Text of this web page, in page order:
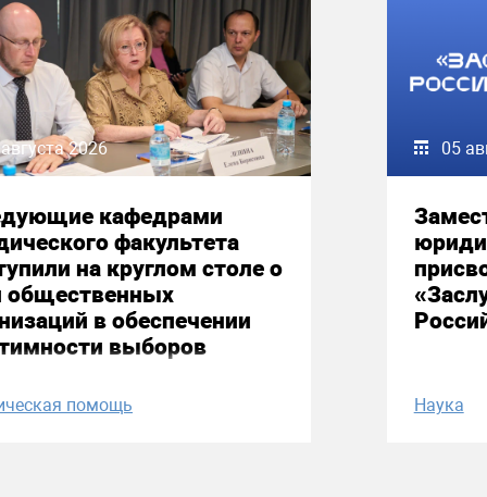
2026
кафедрами
факультета
на круглом столе о
общественных
в обеспечении
выборов
помощь
05
Наука